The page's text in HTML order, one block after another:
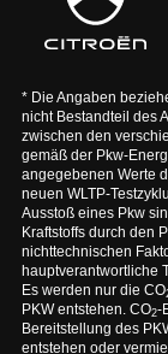
* Die Angaben
nicht Bestandteil des
zwischen den
gemäß der Pkw-
angegebenen Werte
neuen WLTP-
Ausstoß eines Pkw
Kraftstoffs durch den
nichttechnischen
hauptverantwortliche
Es werden nur die CO
PKW entstehen. CO2-
Bereitstellung des
entstehen oder